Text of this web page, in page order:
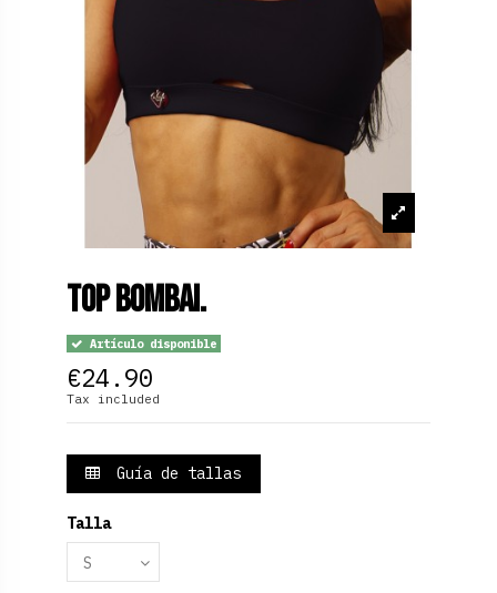
Top Bombai.
Artículo disponible
€24.90
Tax included
Guía de tallas
Talla